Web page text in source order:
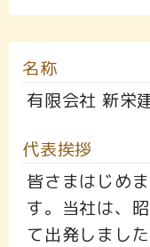
名称
有限会社 新栄
代表挨拶
皆さまはじめ
す。当社は、
て出発しまし